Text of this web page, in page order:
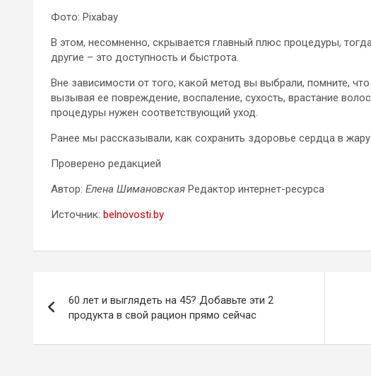
Фото: Pixabay
В этом, несомненно, скрывается главный плюс процедуры,
другие – это доступность и быстрота.
Вне зависимости от того, какой метод вы выбрали, помните,
вызывая ее повреждение, воспаление, сухость, врастание
процедуры нужен соответствующий уход.
Ранее мы рассказывали, как сохранить здоровье сердца в жару.
Проверено редакцией
Автор: Елена Шимановская Редактор интернет-ресурса
Источник: belnovosti.by
по
записям
60 лет и выглядеть на 45? Добавьте эти 2
продукта в свой рацион прямо сейчас